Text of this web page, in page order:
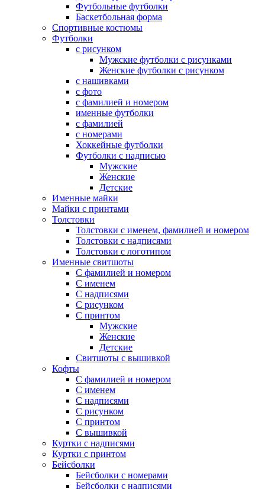
Футбольные футболки
Баскетбольная форма
Спортивные костюмы
Футболки
с рисунком
Мужские футболки с рисунками
Женские футболки с рисунком
с нашивками
с фото
с фамилией и номером
именные футболки
с фамилией
с номерами
Хоккейные футболки
Футболки с надписью
Мужские
Женские
Детские
Именные майки
Майки с принтами
Толстовки
Толстовки с именем, фамилией и номером
Толстовки с надписями
Толстовки с логотипом
Именные свитшоты
С фамилией и номером
С именем
С надписями
С рисунком
С принтом
Мужские
Женские
Детские
Свитшоты с вышивкой
Кофты
С фамилией и номером
С именем
С надписями
С рисунком
С принтом
С вышивкой
Куртки с надписями
Куртки с принтом
Бейсболки
Бейсболки с номерами
Бейсболки с надписями